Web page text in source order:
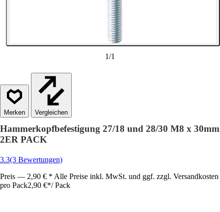
1/1
Vergleichen
Hammerkopfbefestigung 27/18 und 28/30 M8 x 30mm
2ER PACK
3.3(3 Bewertungen)
Preis — 2,90 € * Alle Preise inkl. MwSt. und ggf. zzgl. Versandkosten
pro Pack2,90 €*/ Pack